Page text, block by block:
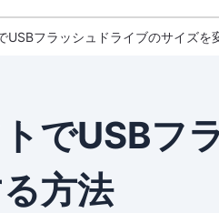
USBフラッシュドライブのサイズを
でUSBフ
方法